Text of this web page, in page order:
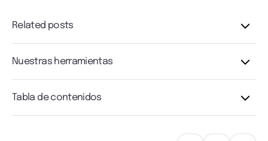
Related posts
Nuestras herramientas
Tabla de contenidos